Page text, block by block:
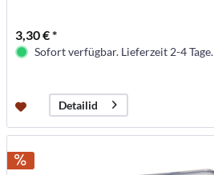
3,30 € *
Sofort verfügbar. Lieferzeit 2-4 Tage.
Detailid